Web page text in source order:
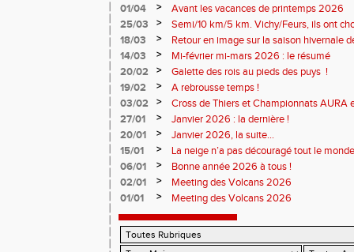
01/04
>
Avant les vacances de printemps 2026
25/03
>
Semi/10 km/5 km. Vichy/Feurs, ils ont
18/03
>
Retour en image sur la saison hivernale
14/03
>
Mi-février mi-mars 2026 : le résumé
20/02
>
Galette des rois au pieds des puys !
19/02
>
A rebrousse temps !
03/02
>
Cross de Thiers et Championnats AURA
27/01
>
Janvier 2026 : la dernière !
20/01
>
Janvier 2026, la suite...
15/01
>
La neige n’a pas découragé tout le
06/01
>
Bonne année 2026 à tous !
02/01
>
Meeting des Volcans 2026
01/01
> Meeting des Volcans 2026